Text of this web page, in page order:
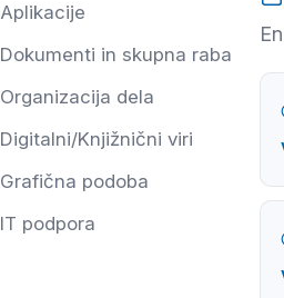
Aplikacije
Dokumenti in skupna raba
Organizacija dela
Digitalni/Knjižnični viri
Grafična podoba
IT podpora